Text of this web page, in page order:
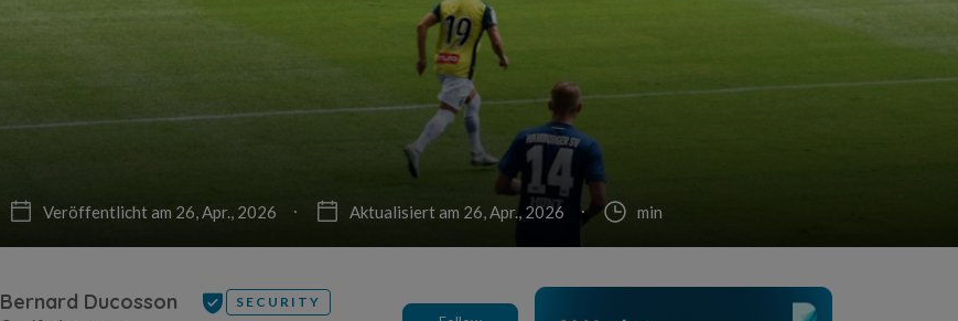
Veröffentlicht am 26, Apr., 2026 Aktualisiert am 26, Apr., 2026 min
Bernard Ducosson SECURITY